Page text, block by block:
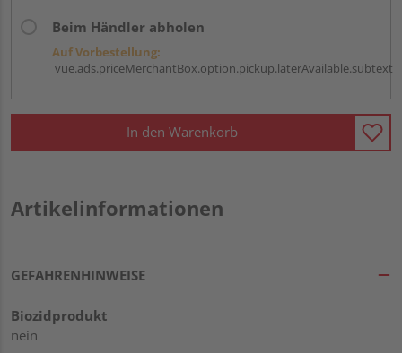
Beim Händler abholen
Auf Vorbestellung:
vue.ads.priceMerchantBox.option.pickup.laterAvailable.subtext
In den Warenkorb
Artikelinformationen
GEFAHRENHINWEISE
Biozidprodukt
nein